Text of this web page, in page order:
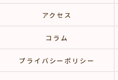
アクセス
コラム
プライバシーポリシー